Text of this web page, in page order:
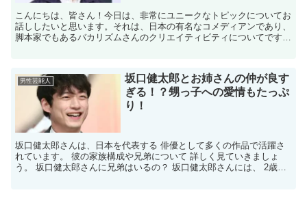
こんにちは、皆さん！今日は、非常にユニークなトピックについてお
話ししたいと思います。それは、日本の有名なコメディアンであり、
脚本家でもあるバカリズムさんのクリエイティビティについてです。
男性芸能人
坂口健太郎とお姉さんの仲が良す
ぎる！？甥っ子への愛情もたっぷ
り！
坂口健太郎さんは、日本を代表する 俳優として多くの作品で活躍さ
れています。 彼の家族構成や兄弟について 詳しく見ていきましょ
う。 坂口健太郎さんに兄弟はいるの？ 坂口健太郎さんには、 2歳年